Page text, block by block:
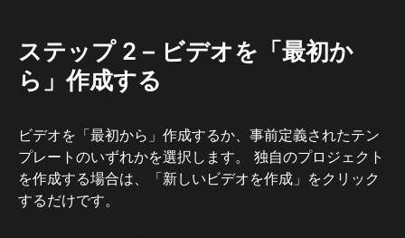
ステップ 2 – ビデオを「最初か
ら」作成する
ビデオを「最初から」作成するか、事前定義されたテン
プレートのいずれかを選択します。 独自のプロジェクト
を作成する場合は、「新しいビデオを作成」をクリック
するだけです。